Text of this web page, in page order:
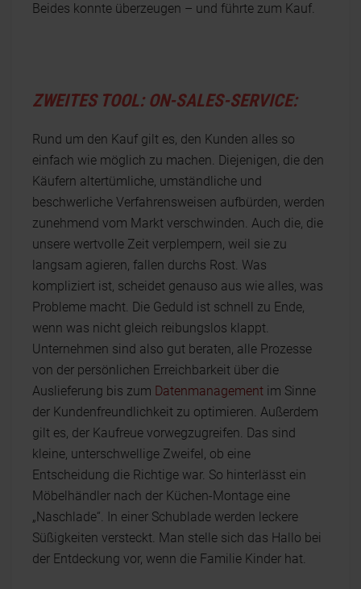
Beides konnte überzeugen – und führte zum Kauf.
ZWEITES TOOL: ON-SALES-SERVICE:
Rund um den Kauf gilt es, den Kunden alles so
einfach wie möglich zu machen. Diejenigen, die den
Käufern altertümliche, umständliche und
beschwerliche Verfahrensweisen aufbürden, werden
zunehmend vom Markt verschwinden. Auch die, die
unsere wertvolle Zeit verplempern, weil sie zu
langsam agieren, fallen durchs Rost. Was
kompliziert ist, scheidet genauso aus wie alles, was
Probleme macht. Die Geduld ist schnell zu Ende,
wenn was nicht gleich reibungslos klappt.
Unternehmen sind also gut beraten, alle Prozesse
von der persönlichen Erreichbarkeit über die
Auslieferung bis zum Datenmanagement im Sinne
der Kundenfreundlichkeit zu optimieren. Außerdem
gilt es, der Kaufreue vorwegzugreifen. Das sind
kleine, unterschwellige Zweifel, ob eine
Entscheidung die Richtige war. So hinterlässt ein
Möbelhändler nach der Küchen-Montage eine
„Naschlade“. In einer Schublade werden leckere
Süßigkeiten versteckt. Man stelle sich das Hallo bei
der Entdeckung vor, wenn die Familie Kinder hat.